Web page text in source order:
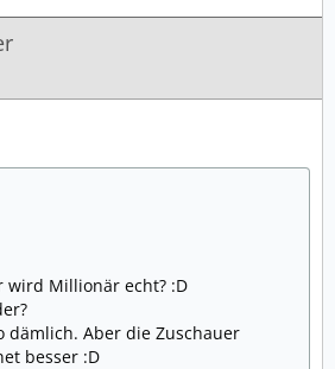
wird Millionär echt? :D
dämlich. Aber die Zuschauer
besser :D